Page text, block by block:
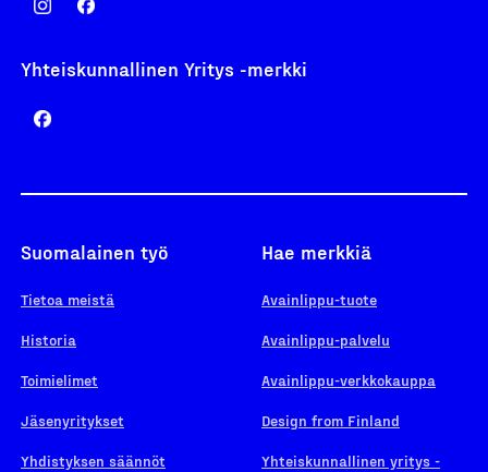
Yhteiskunnallinen Yritys -merkki
Suomalainen työ
Tietoa meistä
Historia
Toimielimet
Jäsenyritykset
Yhdistyksen säännöt
Hae merkkiä
Avainlippu-tuote
Avainlippu-palvelu
Avainlippu-verkkokauppa
Design from Finland
Yhteiskunnallinen yritys -